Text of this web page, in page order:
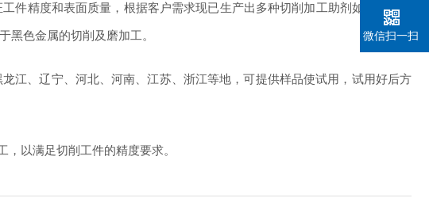
精度和表面质量，根据客户需求现已生产出多种切削加工助剂如THIF-111
黑色金属的切削及磨加工。
江、辽宁、河北、河南、江苏、浙江等地，可提供样品使试用，试用好后方
以满足切削工件的精度要求。
微信扫一扫